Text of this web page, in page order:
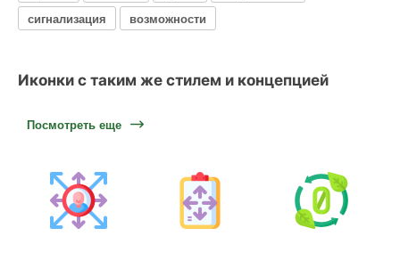
сигнализация
возможности
Иконки с таким же стилем и концепцией
Посмотреть еще